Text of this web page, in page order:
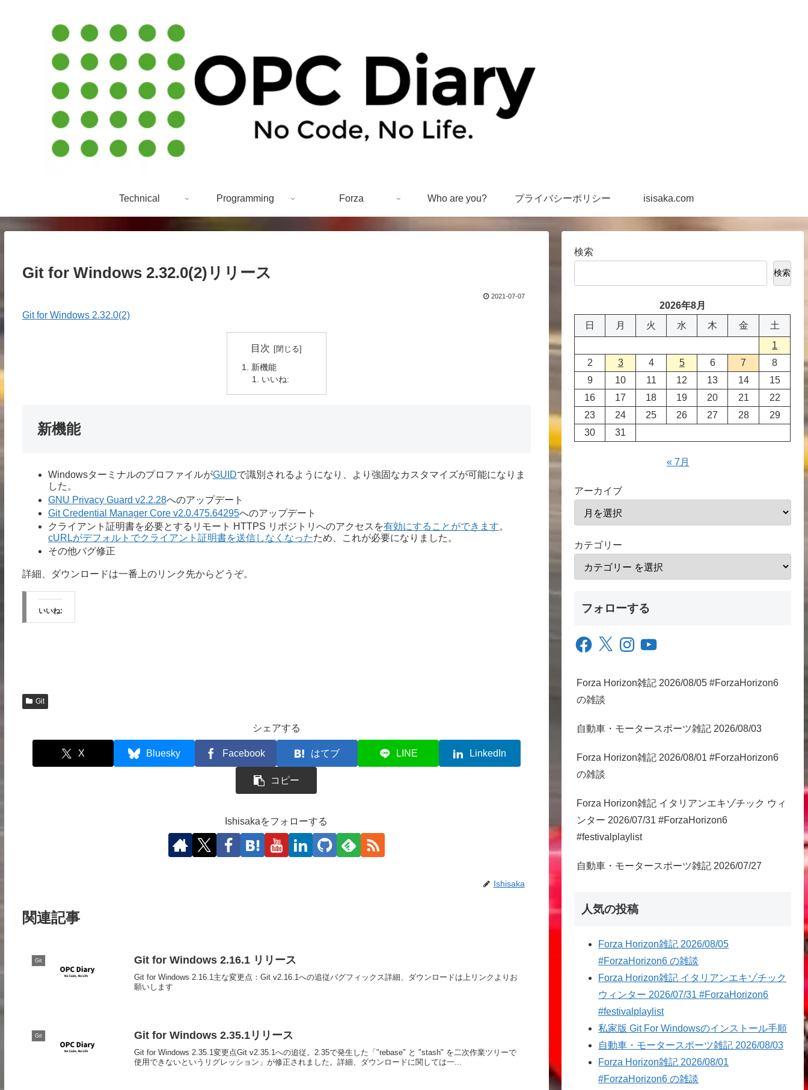
Technical Programming Forza Who are you? プライバシーポリシー isisaka.com
Git for Windows 2.32.0(2)リリース
2021-07-07
Git for Windows 2.32.0(2)
目次
新機能
いいね:
新機能
WindowsターミナルのプロファイルがGUIDで識別されるようになり、より強固なカスタマイズが可能になりま
した。
GNU Privacy Guard v2.2.28へのアップデート
Git Credential Manager Core v2.0.475.64295へのアップデート
クライアント証明書を必要とするリモート HTTPS リポジトリへのアクセスを有効にすることができます。
cURLがデフォルトでクライアント証明書を送信しなくなったため、これが必要になりました。
その他バグ修正
詳細、ダウンロードは一番上のリンク先からどうぞ。
いいね:
Git
シェアする
X Bluesky Facebook はてブ LINE LinkedIn
コピー
Ishisakaをフォローする
Ishisaka
関連記事
Git Git for Windows 2.16.1 リリース
Git for Windows 2.16.1主な変更点：Git v2.16.1への追従バグフィックス詳細、ダウンロードは上リンクよりお
願いします
Git Git for Windows 2.35.1リリース
Git for Windows 2.35.1変更点Git v2.35.1への追従。2.35で発生した「"rebase" と "stash" を二次作業ツリーで
使用できないというリグレッション」が修正されました。詳細、ダウンロードに関しては一...
検索
検索
2026年8月
日
月 火 水 木 金
土
1
2
3 4 5 6 7
8
9
10 11 12 13 14
15
16
17 18 19 20 21
22
23
24 25 26 27 28
29
30
31
« 7月
アーカイブ
カテゴリー
フォローする
Facebook
X InstagramYouTube
Forza Horizon雑記 2026/08/05 #ForzaHorizon6
の雑談
自動車・モータースポーツ雑記 2026/08/03
Forza Horizon雑記 2026/08/01 #ForzaHorizon6
の雑談
Forza Horizon雑記 イタリアンエキゾチック ウィ
ンター 2026/07/31 #ForzaHorizon6
#festivalplaylist
自動車・モータースポーツ雑記 2026/07/27
人気の投稿
Forza Horizon雑記 2026/08/05
#ForzaHorizon6 の雑談
Forza Horizon雑記 イタリアンエキゾチック
ウィンター 2026/07/31 #ForzaHorizon6
#festivalplaylist
私家版 Git For Windowsのインストール手順
自動車・モータースポーツ雑記 2026/08/03
Forza Horizon雑記 2026/08/01
#ForzaHorizon6 の雑談